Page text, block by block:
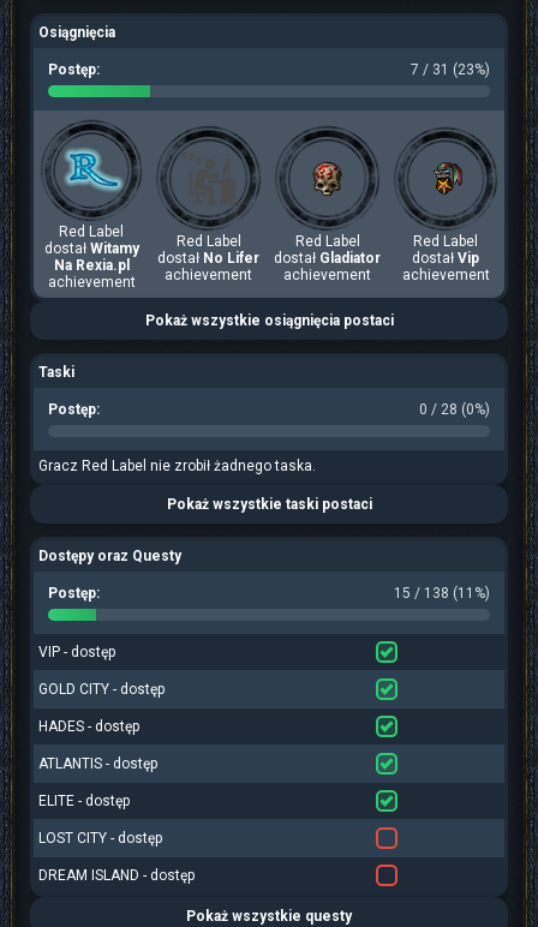
Osiągnięcia
Postęp: 7 / 31 (23%)
Red Label
dostał Witamy
Na Rexia.pl
achievement
Red Label
dostał No Lifer
achievement
Red Label
dostał Gladiator
achievement
Red Label
dostał Vip
achievement
Pokaż wszystkie osiągnięcia postaci
Taski
Postęp: 0 / 28 (0%)
Gracz Red Label nie zrobił żadnego taska.
Pokaż wszystkie taski postaci
Dostępy oraz Questy
Postęp: 15 / 138 (11%)
VIP - dostęp
GOLD CITY - dostęp
HADES - dostęp
ATLANTIS - dostęp
ELITE - dostęp
LOST CITY - dostęp
DREAM ISLAND - dostęp
Pokaż wszystkie questy